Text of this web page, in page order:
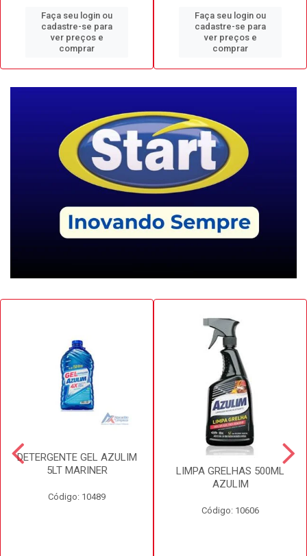
Faça seu login ou
cadastre-se para
ver preços e
comprar
Faça seu login ou
cadastre-se para
ver preços e
comprar
DETERGENTE GEL AZULIM
5LT MARINER
Código: 10489
LIMPA GRELHAS 500ML
AZULIM
Código: 10606